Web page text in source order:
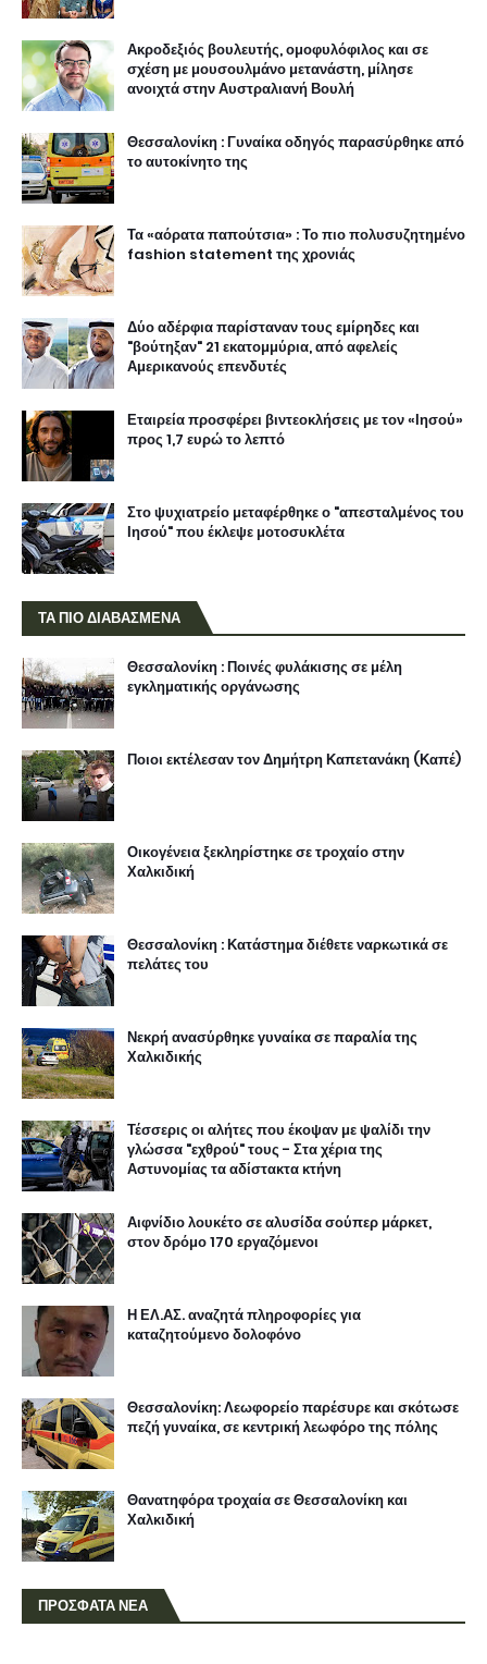
Ακροδεξιός βουλευτής, ομοφυλόφιλος και σε
σχέση με μουσουλμάνο μετανάστη, μίλησε
ανοιχτά στην Αυστραλιανή Βουλή
Θεσσαλονίκη : Γυναίκα οδηγός παρασύρθηκε από
το αυτοκίνητο της
Τα «αόρατα παπούτσια» : Το πιο πολυσυζητημένο
fashion statement της χρονιάς
Δύο αδέρφια παρίσταναν τους εμίρηδες και
"βούτηξαν" 21 εκατομμύρια, από αφελείς
Αμερικανούς επενδυτές
Εταιρεία προσφέρει βιντεοκλήσεις με τον «Ιησού»
προς 1,7 ευρώ το λεπτό
Στο ψυχιατρείο μεταφέρθηκε ο "απεσταλμένος του
Ιησού" που έκλεψε μοτοσυκλέτα
ΤΑ ΠΙΟ ΔΙΑΒΑΣΜΕΝΑ
Θεσσαλονίκη : Ποινές φυλάκισης σε μέλη
εγκληματικής οργάνωσης
Ποιοι εκτέλεσαν τον Δημήτρη Καπετανάκη (Καπέ)
Οικογένεια ξεκληρίστηκε σε τροχαίο στην
Χαλκιδική
Θεσσαλονίκη : Κατάστημα διέθετε ναρκωτικά σε
πελάτες του
Νεκρή ανασύρθηκε γυναίκα σε παραλία της
Χαλκιδικής
Τέσσερις οι αλήτες που έκοψαν με ψαλίδι την
γλώσσα "εχθρού" τους - Στα χέρια της
Αστυνομίας τα αδίστακτα κτήνη
Αιφνίδιο λουκέτο σε αλυσίδα σούπερ μάρκετ,
στον δρόμο 170 εργαζόμενοι
Η ΕΛ.ΑΣ. αναζητά πληροφορίες για
καταζητούμενο δολοφόνο
Θεσσαλονίκη: Λεωφορείο παρέσυρε και σκότωσε
πεζή γυναίκα, σε κεντρική λεωφόρο της πόλης
Θανατηφόρα τροχαία σε Θεσσαλονίκη και
Χαλκιδική
ΠΡΟΣΦΑΤΑ ΝΕΑ